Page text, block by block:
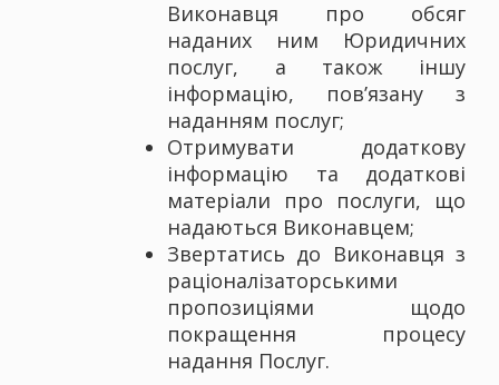
Виконавця про обсяг
наданих ним Юридичних
послуг, а також іншу
інформацію, пов’язану з
наданням послуг;
Отримувати додаткову
інформацію та додаткові
матеріали про послуги, що
надаються Виконавцем;
Звертатись до Виконавця з
раціоналізаторськими
пропозиціями щодо
покращення процесу
надання Послуг.